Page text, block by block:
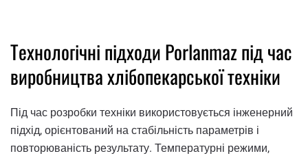
Технологічні підходи Porlanmaz під час
виробництва хлібопекарської техніки
Під час розробки техніки використовується інженерний
підхід, орієнтований на стабільність параметрів і
повторюваність результату. Температурні режими,